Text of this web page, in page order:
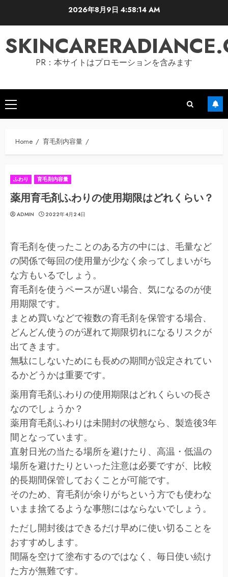
2026年8月9日 4:58:15 AM
PR：本サイトはプロモーションを含みます
Primary
Menu
Home 育毛剤内容量
ふわり 育毛剤内容量
薬用育毛剤ふわりの使用期限はどれくらい？
ADMIN 2022年4月24日
育毛剤を使ったことのある方の中には、毛量など
の関係で毎回の使用量が少なく余ってしまいがち
な方もいるでしょう。
育毛剤を使うペースが遅い場合、気になるのが使
用期限です。
まとめ買いなどで複数の育毛剤を保管する場合、
どんどん使うのが遅れて期限切れになるリスクが
出てきます。
無駄にしないためにも長めの期間が設定されてい
るかどうかは重要です。
薬用育毛剤ふわりの使用期限はどれくらいの長さ
なのでしょうか？
薬用育毛剤ふわりは未開封の状態なら、製造後3年
間となっています。
直射日光の当たる場所を避けたり、高温・低温の
場所を避けたりといった注意は必要ですが、比較
的長期間保管しておくことが可能です。
そのため、育毛剤が余りがちという方でも使わな
いまま捨てるような事態にはならないでしょう。
ただし開封後はできるだけ早めに使い切ることを
おすすめします。
間隔を空けて塗布するのではなく、毎日使い続け
た方が無難です。